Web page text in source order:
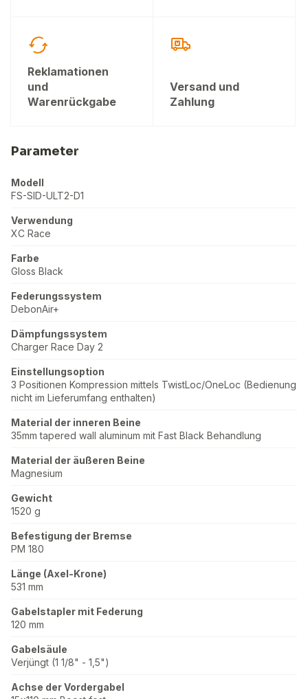
Reklamationen
und
Warenrückgabe
Versand und
Zahlung
Parameter
Modell
FS-SID-ULT2-D1
Verwendung
XC Race
Farbe
Gloss Black
Federungssystem
DebonAir+
Dämpfungssystem
Charger Race Day 2
Einstellungsoption
3 Positionen Kompression mittels TwistLoc/OneLoc (Bedienung
nicht im Lieferumfang enthalten)
Material der inneren Beine
35mm tapered wall aluminum mit Fast Black Behandlung
Material der äußeren Beine
Magnesium
Gewicht
1520 g
Befestigung der Bremse
PM 180
Länge (Axel-Krone)
531 mm
Gabelstapler mit Federung
120 mm
Gabelsäule
Verjüngt (1 1/8" - 1,5")
Achse der Vordergabel